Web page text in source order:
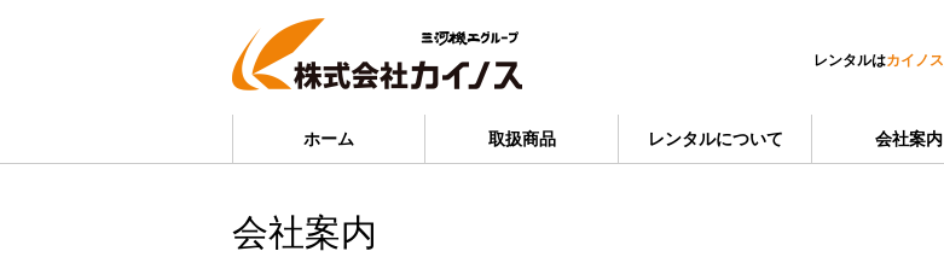
レンタルはカイノス
ホーム 取扱商品 レンタルについて 会社案内
会社案内